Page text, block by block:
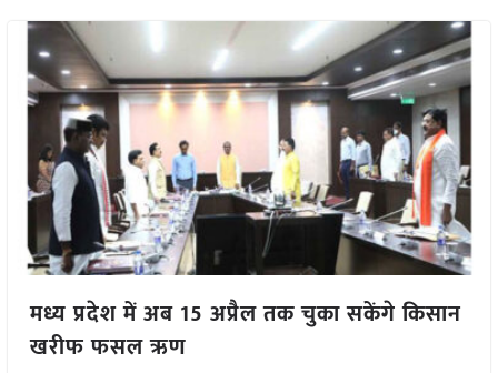
मध्य प्रदेश में अब 15 अप्रैल तक चुका सकेंगे किसान
खरीफ फसल ऋण